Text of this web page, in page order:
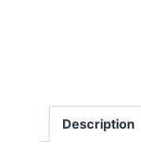
Description